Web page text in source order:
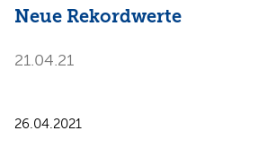
Neue Rekordwerte
21.04.21
26.04.2021